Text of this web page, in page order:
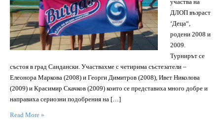
участва на
ДЛОП възраст
‘Деца“,
родени 2008 и
2009.
Турнирът се
състоя в град Сандански. Участвахме с четирима състезатели –
Елеонора Маркова (2008) и Георги Димитров (2008), Ивет Николова
(2009) и Красимир Скачков (2009) които се представиха много добре и
направиха сериозни подобрения на […]
Read More »